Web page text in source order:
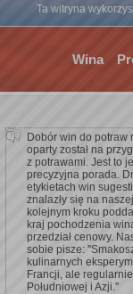
Ta witryna
Wina
Dobór win do potraw
oparty został na
z potrawami. Jest to
precyzyjna porada.
etykietach win
znalazły się na
kolejnym kroku
kraj pochodzenia
przedział cenowy.
sobie pisze:
kulinarnych
Francji, ale
Południowej i Azji.''